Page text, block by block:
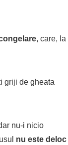
, care, la
griji de gheata
nu-i nicio
nu este deloc